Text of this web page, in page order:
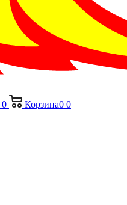
0 Корзина0 0